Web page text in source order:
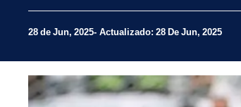
28 de Jun, 2025 Actualizado: 28 De Jun, 2025